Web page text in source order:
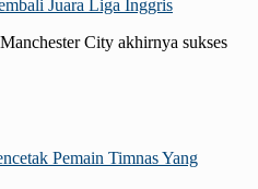
Juara Liga Inggris
City akhirnya sukses
Pemain Timnas Yang